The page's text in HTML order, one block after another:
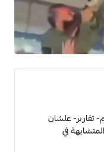
تقارير- علشان
في